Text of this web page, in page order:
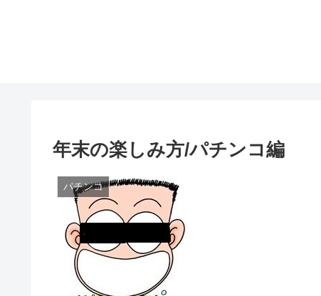
年末の楽しみ方/パチンコ編
パチンコ